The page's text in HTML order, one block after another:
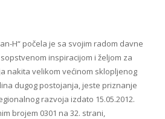
H“ počela je sa svojim radom davne
inspiracijom i željom za
nakita velikom većinom sklopljenog
dugog postojanja, jeste priznanje
razvoja izdato 15.05.2012.
brojem 0301 na 32. strani,